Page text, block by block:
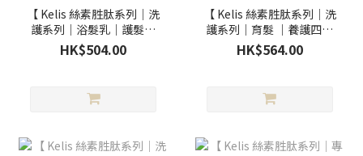
【 Kelis 絲素胜肽系列｜洗
護系列｜浴髮乳｜護髮素
｜養護四寶｜之二 】絲素
胜肽柔順護髮
HK$504.00
【 Kelis 絲素胜肽系列｜洗
護系列｜育髮 ｜養護四寶
｜之三 】免沖水平衡抗屑
頭皮調理液
HK$564.00